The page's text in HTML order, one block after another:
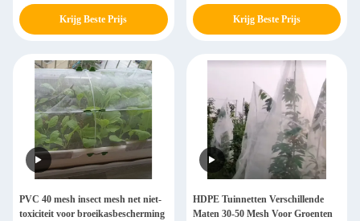
Krijg Beste Prijs Krijg Beste Prijs
PVC 40 mesh insect mesh net niet-
toxiciteit voor broeikasbescherming
HDPE Tuinnetten Verschillende
Maten 30-50 Mesh Voor Groenten